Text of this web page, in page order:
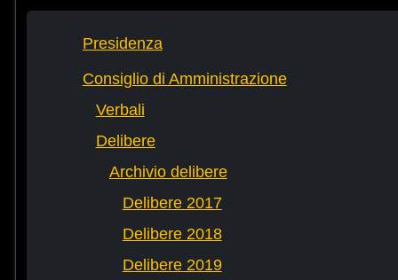
Presidenza
Consiglio di Amministrazione
Verbali
Delibere
Archivio delibere
Delibere 2017
Delibere 2018
Delibere 2019